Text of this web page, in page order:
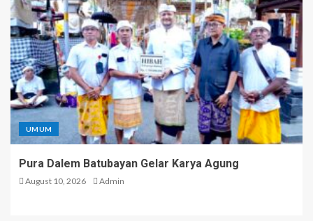
UMUM
Pura Dalem Batubayan Gelar Karya Agung
August 10, 2026 Admin